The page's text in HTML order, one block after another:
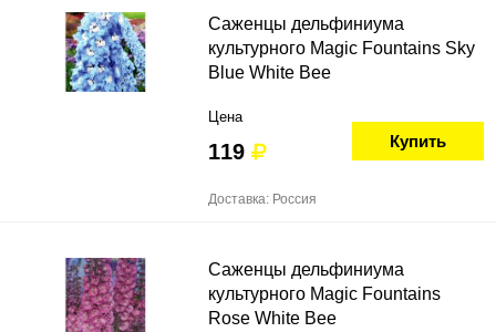
Саженцы дельфиниума
культурного Magic Fountains Sky
Blue White Bee
Цена
119 Купить
Доставка: Россия
Саженцы дельфиниума
культурного Magic Fountains
Rose White Bee